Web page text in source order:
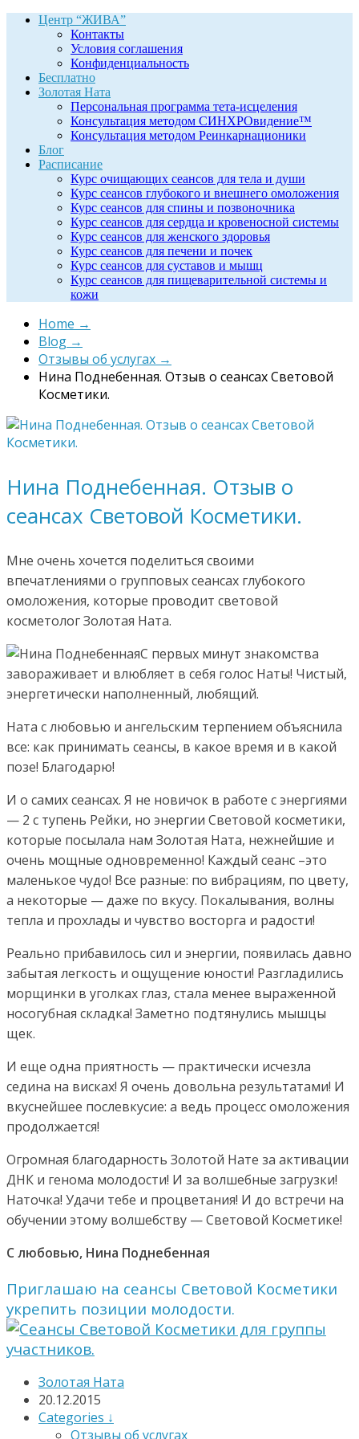
Центр “ЖИВА”
Контакты
Условия соглашения
Конфиденциальность
Бесплатно
Золотая Ната
Персональная программа тета-исцеления
Консультация методом СИНХРОвидение™
Консультация методом Реинкарнационики
Блог
Расписание
Курс очищающих сеансов для тела и души
Курс сеансов глубокого и внешнего омоложения
Курс сеансов для спины и позвоночника
Курс сеансов для сердца и кровеносной системы
Курс сеансов для женского здоровья
Курс сеансов для печени и почек
Курс сеансов для суставов и мышц
Курс сеансов для пищеварительной системы и
кожи
Home →
Blog →
Отзывы об услугах →
Нина Поднебенная. Отзыв о сеансах Световой
Косметики.
Нина Поднебенная. Отзыв о
сеансах Световой Косметики.
Мне очень хочется поделиться своими
впечатлениями о групповых сеансах глубокого
омоложения, которые проводит световой
косметолог Золотая Ната.
С первых минут знакомства
завораживает и влюбляет в себя голос Наты! Чистый,
энергетически наполненный, любящий.
Ната с любовью и ангельским терпением объяснила
все: как принимать сеансы, в какое время и в какой
позе! Благодарю!
И о самих сеансах. Я не новичок в работе с энергиями
— 2 с тупень Рейки, но энергии Световой косметики,
которые посылала нам Золотая Ната, нежнейшие и
очень мощные одновременно! Каждый сеанс –это
маленькое чудо! Все разные: по вибрациям, по цвету,
а некоторые — даже по вкусу. Покалывания, волны
тепла и прохлады и чувство восторга и радости!
Реально прибавилось сил и энергии, появилась давно
забытая легкость и ощущение юности! Разгладились
морщинки в уголках глаз, стала менее выраженной
носогубная складка! Заметно подтянулись мышцы
щек.
И еще одна приятность — практически исчезла
седина на висках! Я очень довольна результатами! И
вкуснейшее послевкусие: а ведь процесс омоложения
продолжается!
Огромная благодарность Золотой Нате за активации
ДНК и генома молодости! И за волшебные загрузки!
Наточка! Удачи тебе и процветания! И до встречи на
обучении этому волшебству — Световой Косметике!
С любовью, Нина Поднебенная
Приглашаю на сеансы Световой Косметики
укрепить позиции молодости.
Золотая Ната
20.12.2015
Categories ↓
Отзывы об услугах